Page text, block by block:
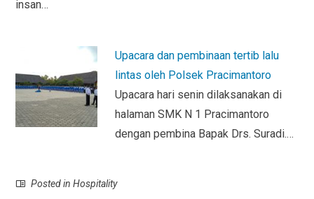
insan…
Upacara dan pembinaan tertib lalu
lintas oleh Polsek Pracimantoro
Upacara hari senin dilaksanakan di
halaman SMK N 1 Pracimantoro
dengan pembina Bapak Drs. Suradi.…
Posted inHospitality